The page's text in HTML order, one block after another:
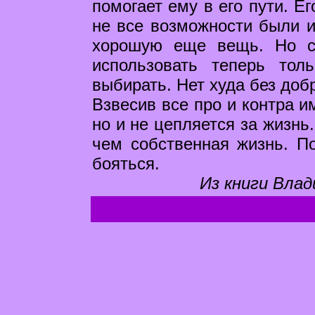
помогает ему в его пути.
не все возможности были
хорошую еще вещь. Но с
использовать теперь
выбирать. Нет худа без
Взвесив все про и контра
но и не цепляется за
чем собственная жизнь.
бояться.
Из книги